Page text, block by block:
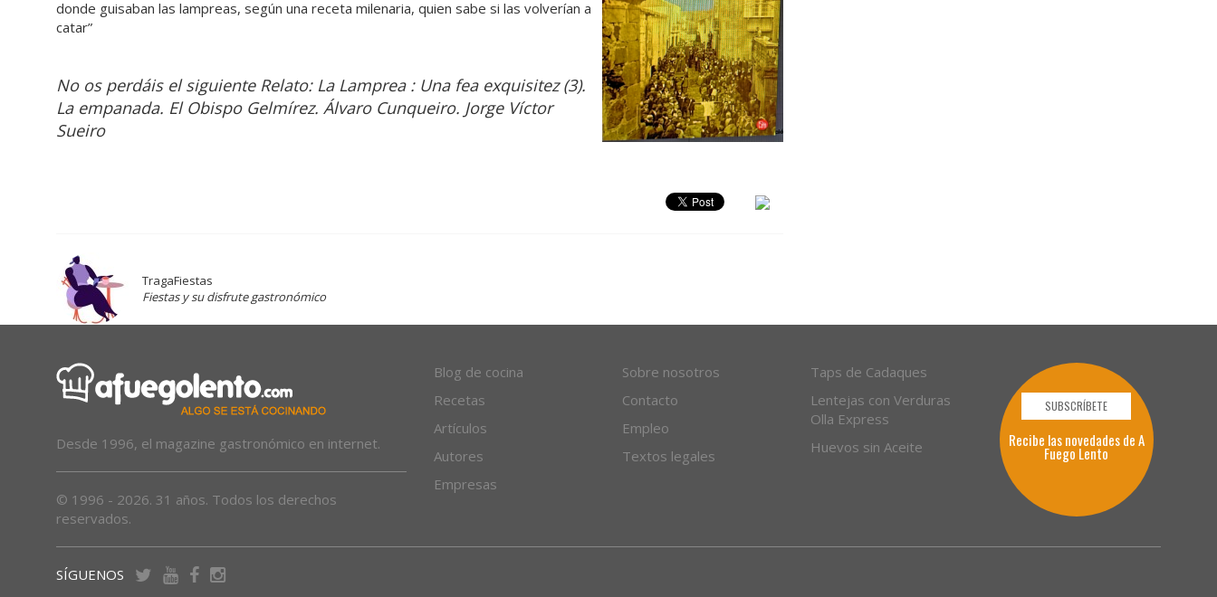
donde guisaban las lampreas, según una receta milenaria, quien sabe si las volverían a
catar”
No os perdáis el siguiente Relato: La Lamprea : Una fea exquisitez (3).
La empanada. El Obispo Gelmírez. Álvaro Cunqueiro. Jorge Víctor
Sueiro
TragaFiestas
Fiestas y su disfrute gastronómico
Desde 1996, el magazine gastronómico en internet.
© 1996 - 2026. 31 años. Todos los derechos
reservados.
Blog de cocina
Recetas
Artículos
Autores
Empresas
Sobre nosotros
Contacto
Empleo
Textos legales
Taps de Cadaques
Lentejas con Verduras
Olla Express
Huevos sin Aceite
SUBSCRÍBETE
Recibe las novedades de A
Fuego Lento
SÍGUENOS